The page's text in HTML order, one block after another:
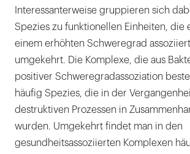
Interessanterweise gruppieren sich
Spezies zu funktionellen Einheiten, die
einem erhöhten Schweregrad
umgekehrt. Die Komplexe, die aus
positiver Schweregradassoziation
häufig Spezies, die in der
destruktiven Prozessen in
wurden. Umgekehrt findet man in den
gesundheitsassoziierten Komplexen